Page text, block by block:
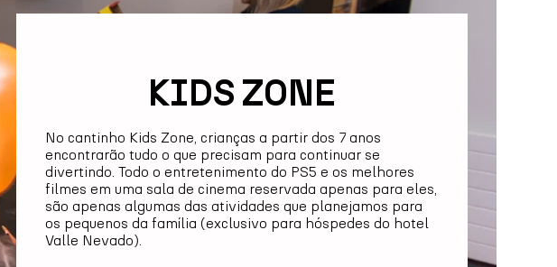
KIDS ZONE
No cantinho Kids Zone, crianças a partir dos 7 anos
encontrarão tudo o que precisam para continuar se
divertindo. Todo o entretenimento do PS5 e os melhores
filmes em uma sala de cinema reservada apenas para eles,
são apenas algumas das atividades que planejamos para
os pequenos da família (exclusivo para hóspedes do hotel
Valle Nevado).